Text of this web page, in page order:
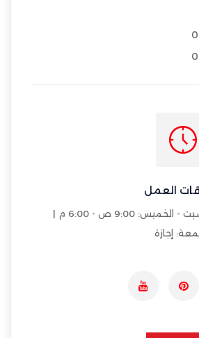
العمل
السبت - الخميس: 9:00 ص - 6:00 م |
إجازة